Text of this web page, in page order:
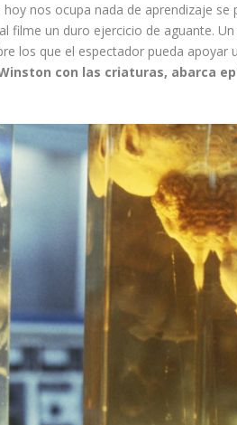
hoy nos ocupa nada de aprendizaje
filme un duro ejercicio de aguante.
los que el espectador pueda apoyar
con las criaturas, abarca